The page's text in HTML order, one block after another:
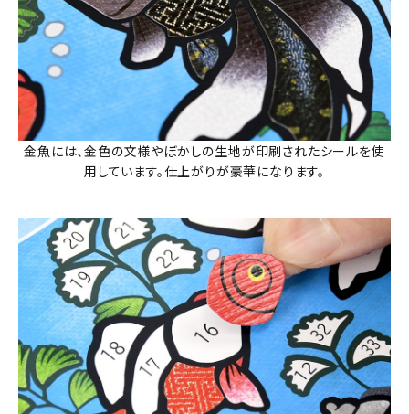
金魚には、金色の文様やぼかしの生地が印刷されたシールを使
用しています。仕上がりが豪華になります。